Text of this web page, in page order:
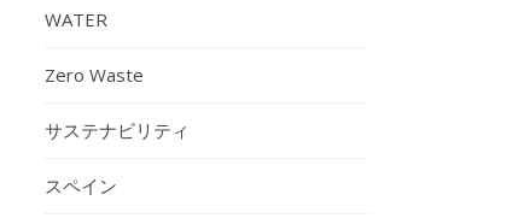
WATER
Zero Waste
サステナビリティ
スペイン